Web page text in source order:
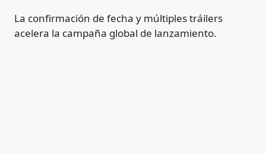
La confirmación de fecha y múltiples tráilers
acelera la campaña global de lanzamiento.